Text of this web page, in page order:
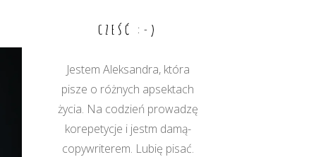
CZEŚĆ :-)
Jestem Aleksandra, która
pisze o różnych apsektach
życia. Na codzień prowadzę
korepetycje i jestm damą-
copywriterem. Lubię pisać.